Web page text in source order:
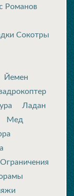
Романов
Сокотры
Йемен
Ладан
Мед
Ограничения